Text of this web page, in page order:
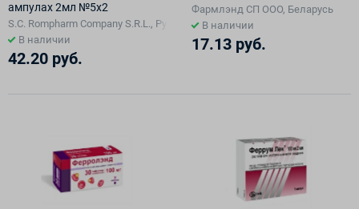
ампулах 2мл №5х2
S.C. Rompharm Company S.R.L., Румыния упаковано Лекфарм СООО,
В наличии
42.20 руб.
Фармлэнд СП ООО, Беларусь
В наличии
17.13 руб.